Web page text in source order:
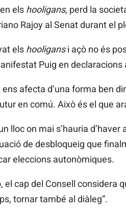
elshooligans, perd la
Rajoy al Senat durant el
els hooligansi açò no és
Puig en
ens afecta d’una forma ben
en comú. Això és el que
lloc on mai s’hauria
de desbloqueig que
eleccions autonòmiques.
el cap del Consell considera
tornar també al diàleg”.